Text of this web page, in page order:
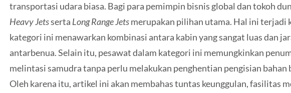
transportasi udara biasa. Bagi para pemimpin bisnis global dan tokoh
Heavy Jetsserta Long Range Jetsmerupakan pilihan utama. Hal ini terjadi
kategori ini menawarkan kombinasi antara kabin yang sangat luas dan
antarbenua. Selain itu, pesawat dalam kategori ini memungkinkan
melintasi samudra tanpa perlu melakukan penghentian pengisian bahan
Oleh karena itu, artikel ini akan membahas tuntas keunggulan, fasilitas